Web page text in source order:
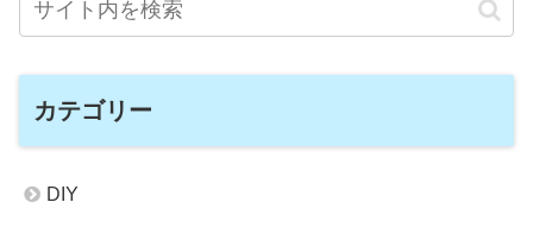
カテゴリー
DIY